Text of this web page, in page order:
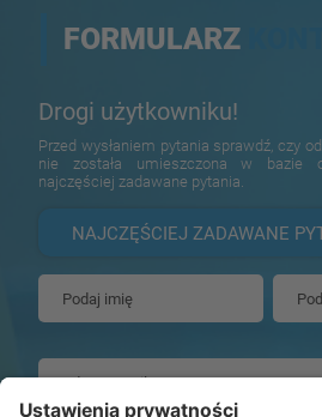
FORMULARZ
Drogi użytkowniku!
Przed wysłaniem pytania sprawdź, czy
nie została umieszczona w bazie
najczęściej zadawane pytania.
NAJCZĘŚCIEJ ZADAWANE